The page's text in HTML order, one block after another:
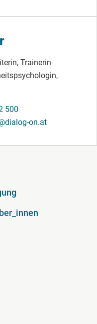
Trainerin
500
on.at